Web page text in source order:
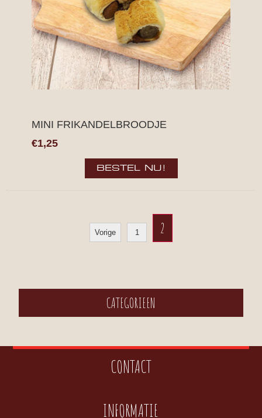
MINI FRIKANDELBROODJE
€1,25
Vorige 1 2
CATEGORIEEN
CONTACT
INFORMATIE